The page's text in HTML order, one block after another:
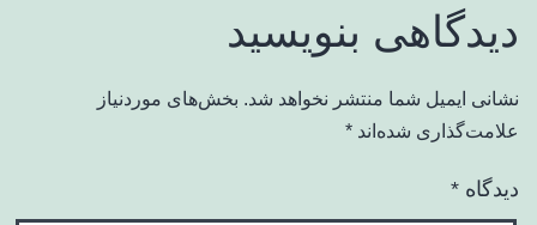
دیدگاهی بنویسید
نشانی ایمیل شما منتشر نخواهد شد. بخش‌های موردنیاز
علامت‌گذاری شده‌اند *
دیدگاه *